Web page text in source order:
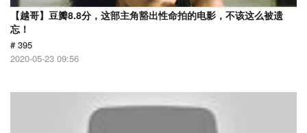
【越哥】豆瓣8.8分，这部主角豁出性命拍的电影，不该这么被遗
忘！
# 395
2020-05-23 09:56